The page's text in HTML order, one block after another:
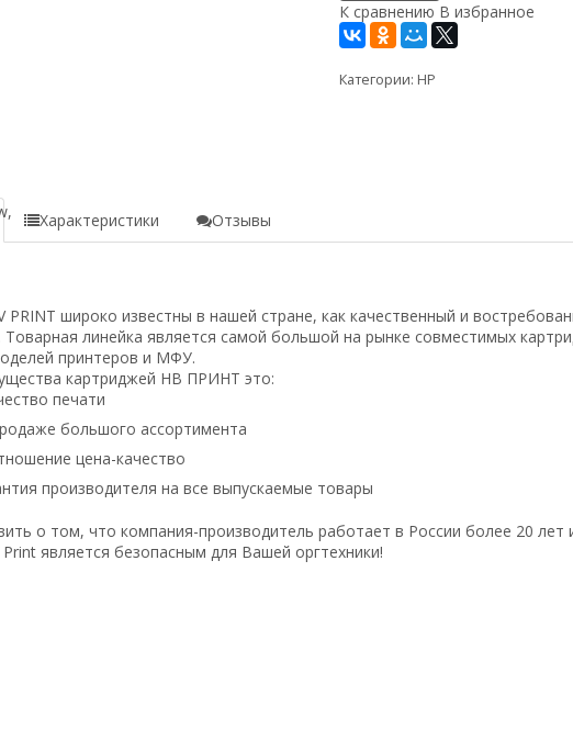
К сравнению В избранное
Категории: HP
Характеристики Отзывы
широко известны в нашей стране, как качественный и
Товарная линейка является самой большой на рынке совместимых
принтеров и МФУ.
картриджей НВ ПРИНТ это:
печати
большого ассортимента
цена-качество
производителя на все выпускаемые товары
о том, что компания-производитель работает в России более 20
является безопасным для Вашей оргтехники!
M125rnw/M127fn/M127fw